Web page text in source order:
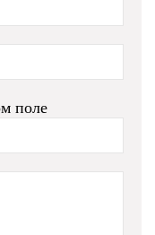
поле